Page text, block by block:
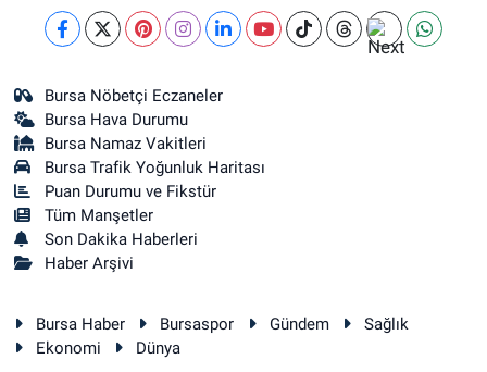
0 (224) 272 11 77 Yol Tarifi Al
ULU MAH. ULUBATLI HASAN BULVARI (ANKARA YOLU) NO:64 A(ÖZEL
ARİTMİ OSMANGAZİ HASTANESİ ACİL YANI)
0 (224) 251 33 44 Yol Tarifi Al
Bursa Nöbetçi Eczaneler
Bursa Hava Durumu
Bursa Namaz Vakitleri
Bursa Trafik Yoğunluk Haritası
Puan Durumu ve Fikstür
Tüm Manşetler
Son Dakika Haberleri
Haber Arşivi
Bursa Haber Bursaspor Gündem
Sağlık
Ekonomi
Dünya